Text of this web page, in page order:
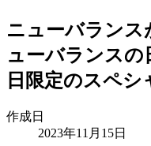
ニューバランス
ューバランスの
日限定のスペ
作成日
2023年11月15日